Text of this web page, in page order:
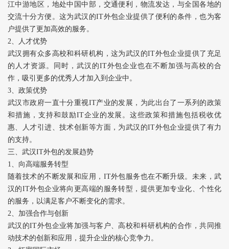
江中游地区，地处中国中部，交通便利，物流发达，与全国各地的
交流十分方便。这为武汉的IT外包企业提供了便利的条件，也为客
户提供了更加高效的服务。
2、人才优势
武汉拥有众多高校和科研机构，这为武汉的IT外包企业提供了充足
的人才资源。同时，武汉的IT外包企业也在不断加强与高校的合
作，吸引更多的优秀人才加入到企业中。
3、政策优势
武汉市政府一直十分重视IT产业的发展，为此出台了一系列的政策
和措施，支持和鼓励IT企业的发展。这些政策和措施包括税收优
惠、人才引进、技术创新等方面，为武汉的IT外包企业提供了有力
的支持。
三、武汉IT外包的发展趋势
1、向高端服务转型
随着技术的不断发展和应用，IT外包服务也在不断升级。未来，武
汉的IT外包企业将向更高端的服务转型，提供更加专业化、个性化
的服务，以满足客户不断变化的需求。
2、加强合作与创新
武汉的IT外包企业将加强与客户、高校和科研机构的合作，共同推
动技术的创新和应用，提升企业的核心竞争力。